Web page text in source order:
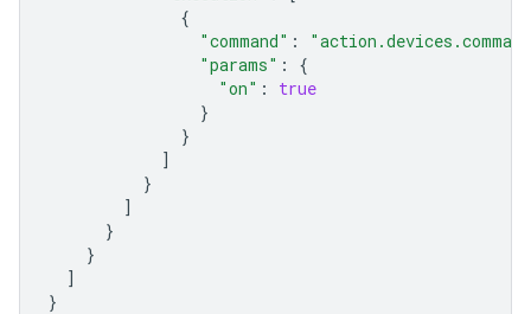
{
"command" :
"params" :
{
"on" :
true
}
}
]
}
]
}
}
]
}